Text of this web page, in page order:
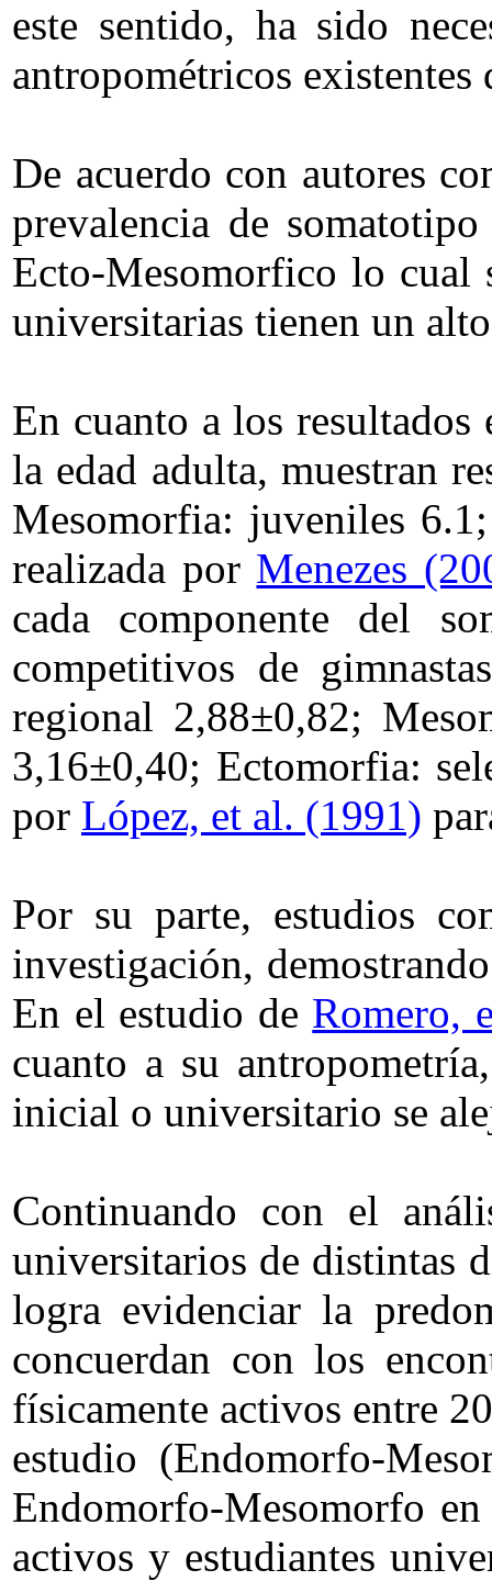
este sentido, ha sido
antropométricos
De acuerdo con autores
prevalencia de
Ecto-Mesomorfico lo cual
universitarias tienen un
En cuanto a los
la edad adulta, muestran
Mesomorfia: juveniles
realizada por Menezes
cada componente del
competitivos de
regional 2,88±0,82;
3,16±0,40; Ectomorfia:
por López, et al. (1991)
Por su parte, estudios
investigación,
En el estudio de Romero,
cuanto a su
inicial o universitario se
Continuando con el
universitarios de distintas
logra evidenciar la
concuerdan con los
físicamente activos entre
estudio (Endomorfo-
Endomorfo-Mesomorfo
activos y estudiantes